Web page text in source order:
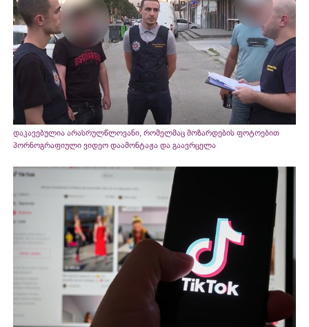
დაკავებულია არასრულწლოვანი, რომელმაც მოზარდების ფოტოებით
პორნოგრაფიული ვიდეო დაამონტაჟა და გაავრცელა